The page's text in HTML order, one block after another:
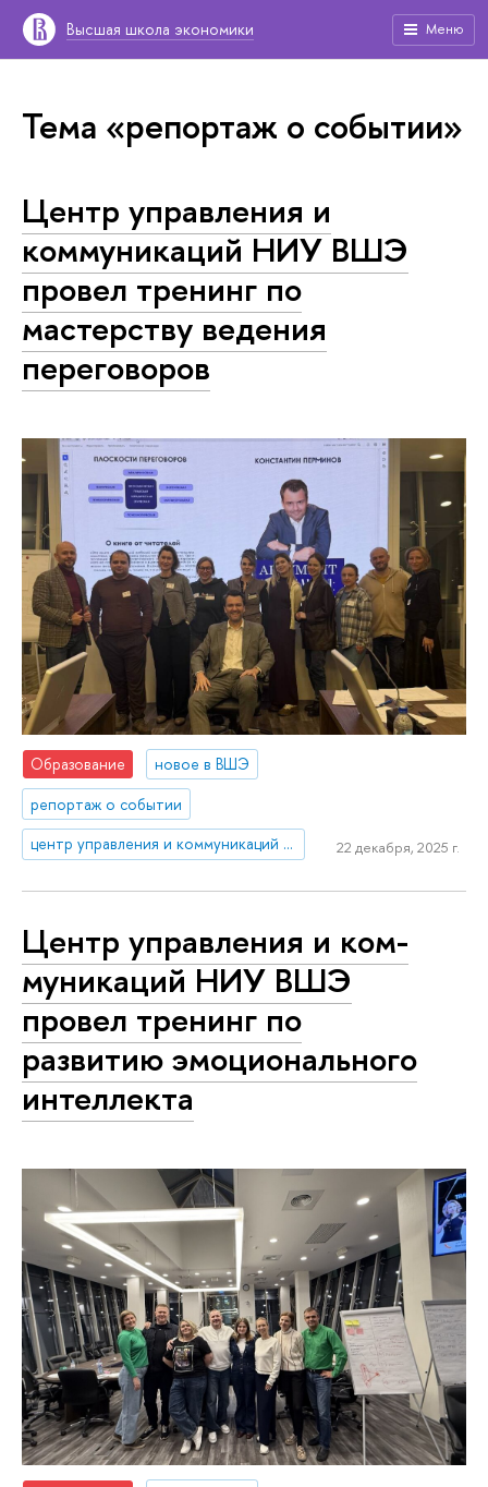
Высшая школа экономики Меню
Тема «репортаж о событии»
Центр управления и
коммуникаций НИУ ВШЭ
провел тренинг по
мастерству ведения
переговоров
Образование
новое в ВШЭ
репортаж о событии
центр управления и коммуникаций НИУ ВШЭ
22 декабря, 2025 г.
Центр управления и ком­
му­ни­ка­ций НИУ ВШЭ
провел тренинг по
развитию эмо­ци­о­наль­но­го
интеллекта